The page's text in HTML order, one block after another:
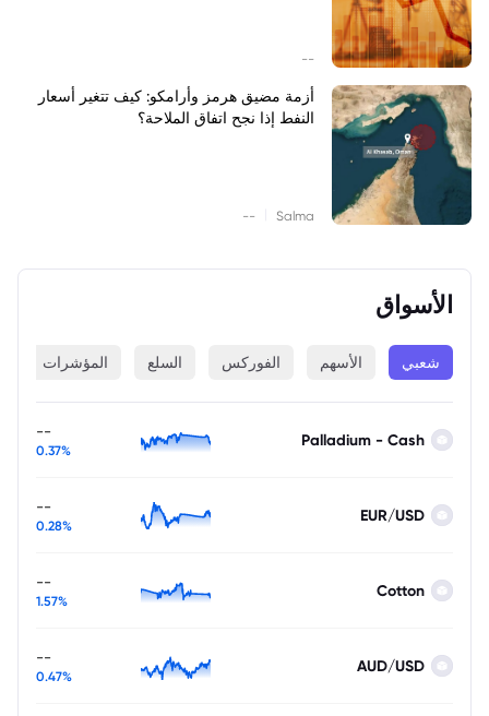
--
أزمة مضيق هرمز وأرامكو: كيف تتغير أسعار
النفط إذا نجح اتفاق الملاحة؟
Salma
--
الأسواق
شعبي الأسهم الفوركس السلع المؤشرات
Palladium - Cash
--
0.37%
EUR/USD
--
0.28%
Cotton
--
1.57%
AUD/USD
--
0.47%